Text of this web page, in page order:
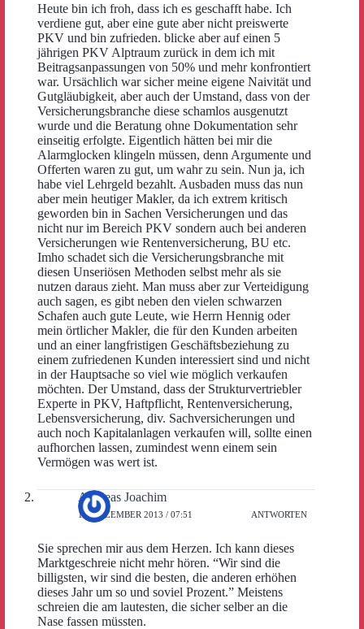
Heute bin ich froh, dass ich es geschafft habe. Ich
verdiene gut, aber eine gute aber nicht preiswerte
PKV und bin zufrieden. blicke aber auf einen 5
jährigen PKV Alptraum zurück in dem ich mit
Beitragsanpassungen von 50% und mehr konfrontiert
war. Ursächlich war sicher meine eigene Naivität und
Gutgläubigkeit, aber auch der Umstand, dass von der
Versicherungsbranche diese schamlos ausgenutzt
wurde und die Beratung ohne Dokumentation sehr
einseitig erfolgte. Eigentlich hätten bei mir die
Alarmglocken klingeln müssen, denn Argumente und
Offerten waren zu gut, um wahr zu sein. Nun ja, ich
habe viel Lehrgeld bezahlt. Ausbaden muss das nun
aber mein heutiger Makler, da ich extrem kritisch
geworden bin in Sachen Versicherungen und das
nicht nur im Bereich PKV sondern auch bei anderen
Versicherungen wie Rentenversicherung, BU etc.
Imho schadet sich die Versicherungsbranche mit
diesen Unseriösen Methoden selbst mehr als sie
nutzen daraus zieht. Man muss aber zur Verteidigung
auch sagen, es gibt neben den vielen schwarzen
Schafen auch gute Leute, wie Herrn Hennig oder
mein örtlicher Makler, die für den Kunden arbeiten
und an einer langfristigen Geschäftsbeziehung zu
einem zufriedenen Kunden interessiert sind und nicht
in der Hauptsache so viel wie möglich verkaufen
möchten. Der Umstand, dass der Strukturvertriebler
Experte in PKV, Haftpflicht, Rentenversicherung,
Lebensversicherung, div. Sachversicherungen und
auch noch Kapitalanlagen verkaufen will, sollte einen
aufhorchen lassen, zumindest wenn einem sein
Vermögen was wert ist.
Andreas Joachim
18. DEZEMBER 2013 / 07:51 ANTWORTEN
Sie sprechen mir aus dem Herzen. Ich kann dieses
Marktgeschreie nicht mehr hören. “Wir sind die
billigsten, wir sind die besten, die anderen erhöhen
dieses Jahr um so und soviel Prozent.” Meistens
schreien die am lautesten, die sicher selber an die
Nase fassen müssten.